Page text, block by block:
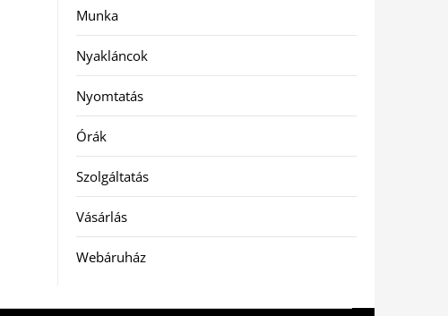
Munka
Nyakláncok
Nyomtatás
Órák
Szolgáltatás
Vásárlás
Webáruház